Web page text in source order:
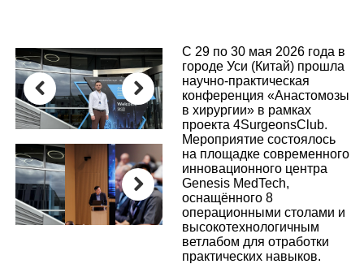
Previous Next
Next
С 29 по 30 мая 2026 года в
городе Уси (Китай) прошла
научно‑практическая
конференция «Анастомозы
в хирургии» в рамках
проекта 4SurgeonsClub.
Мероприятие состоялось
на площадке современного
инновационного центра
Genesis MedTech,
оснащённого 8
операционными столами и
высокотехнологичным
ветлабом для отработки
практических навыков.